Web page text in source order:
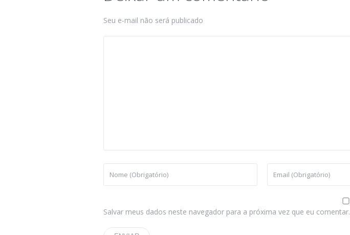
Seu e-mail não será publicado
Salvar meus dados neste navegador para a próxima vez que eu comentar.